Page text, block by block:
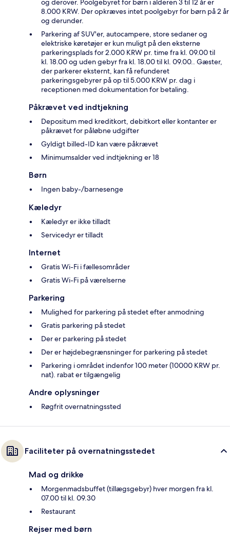
og derover. Poolgebyret for børn i alderen 3 til 12 år er
8.000 KRW. Der opkræves intet poolgebyr for børn på 2 år
og derunder.
Parkering af SUV'er, autocampere, store sedaner og
elektriske køretøjer er kun muligt på den eksterne
parkeringsplads for 2.000 KRW pr. time fra kl. 09.00 til
kl. 18.00 og uden gebyr fra kl. 18.00 til kl. 09.00.. Gæster,
der parkerer eksternt, kan få refunderet
parkeringsgebyrer på op til 5.000 KRW pr. dag i
receptionen med dokumentation for betaling.
Påkrævet ved indtjekning
Depositum med kreditkort, debitkort eller kontanter er
påkrævet for påløbne udgifter
Gyldigt billed-ID kan være påkrævet
Minimumsalder ved indtjekning er 18
Børn
Ingen baby-/barnesenge
Kæledyr
Kæledyr er ikke tilladt
Servicedyr er tilladt
Internet
Gratis Wi-Fi i fællesområder
Gratis Wi-Fi på værelserne
Parkering
Mulighed for parkering på stedet efter anmodning
Gratis parkering på stedet
Der er parkering på stedet
Der er højdebegrænsninger for parkering på stedet
Parkering i området indenfor 100 meter (10000 KRW pr.
nat). rabat er tilgængelig
Andre oplysninger
Røgfrit overnatningssted
Faciliteter på overnatningsstedet
Mad og drikke
Morgenmadsbuffet (tillægsgebyr) hver morgen fra kl.
07.00 til kl. 09.30
Restaurant
Rejser med børn